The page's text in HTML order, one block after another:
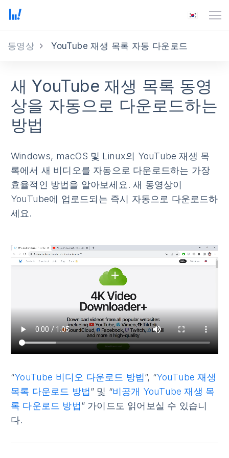
동영상 YouTube 재생 목록 자동 다운로드
새 YouTube 재생 목록 동영
상을 자동으로 다운로드하는
방법
Windows, macOS 및 Linux의 YouTube 재생 목
록에서 새 비디오를 자동으로 다운로드하는 가장
효율적인 방법을 알아보세요. 새 동영상이
YouTube에 업로드되는 즉시 자동으로 다운로드하
세요.
“YouTube 비디오 다운로드 방법”, “YouTube 재생
목록 다운로드 방법” 및 “비공개 YouTube 재생 목
록 다운로드 방법” 가이드도 읽어보실 수 있습니
다.